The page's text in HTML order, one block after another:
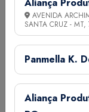
Nº de plantas /
Nº aproximado de
Necessidade (g/
Quant. de adubo
Quant. esterco
Germinação (dias)
AVENIDA
SANTA CRUZ - MT,
Panmella K.
Aliança